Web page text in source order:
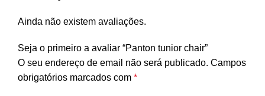
Ainda não existem avaliações.
Seja o primeiro a avaliar “Panton tunior chair”
O seu endereço de email não será publicado. Campos
obrigatórios marcados com *